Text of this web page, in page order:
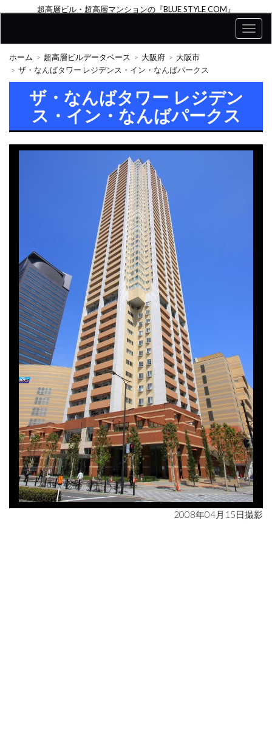
超高層ビル・超高層マンションの『BLUE STYLE COM』
ホーム 超高層ビルデータベース 大阪府
大阪市
ザ・なんばタワー レジデンス・イン・なんばパークス
ザ・なんばタワー レジデン
ス・イン・なんばパークス
2008年04月15日撮影